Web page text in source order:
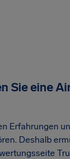
Sie eine
Erfahrungen
Deshalb